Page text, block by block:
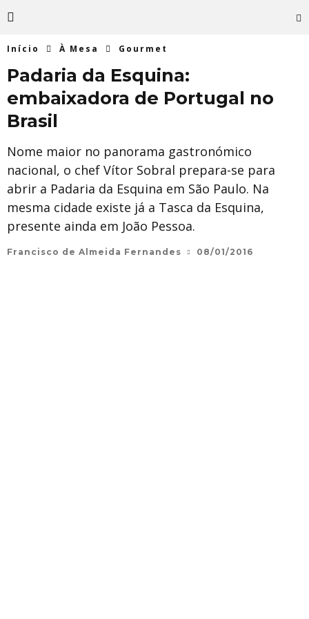
Início À Mesa Gourmet
Padaria da Esquina:
embaixadora de Portugal no
Brasil
Nome maior no panorama gastronómico
nacional, o chef Vítor Sobral prepara-se para
abrir a Padaria da Esquina em São Paulo. Na
mesma cidade existe já a Tasca da Esquina,
presente ainda em João Pessoa.
Francisco de Almeida Fernandes 08/01/2016